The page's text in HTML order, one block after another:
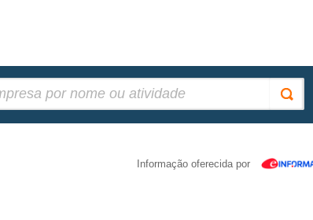
Informação oferecida por